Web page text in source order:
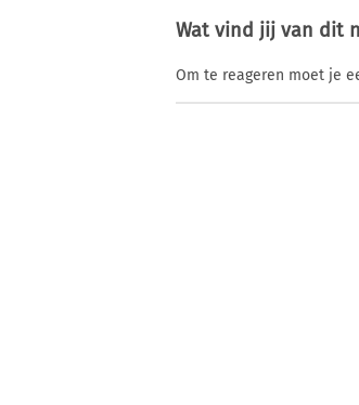
Wat vind jij van dit
Om te reageren moet je